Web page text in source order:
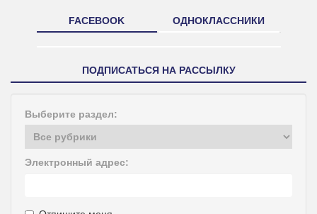
FACEBOOK ОДНОКЛАССНИКИ
ПОДПИСАТЬСЯ НА РАССЫЛКУ
Выберите раздел:
Электронный адрес: